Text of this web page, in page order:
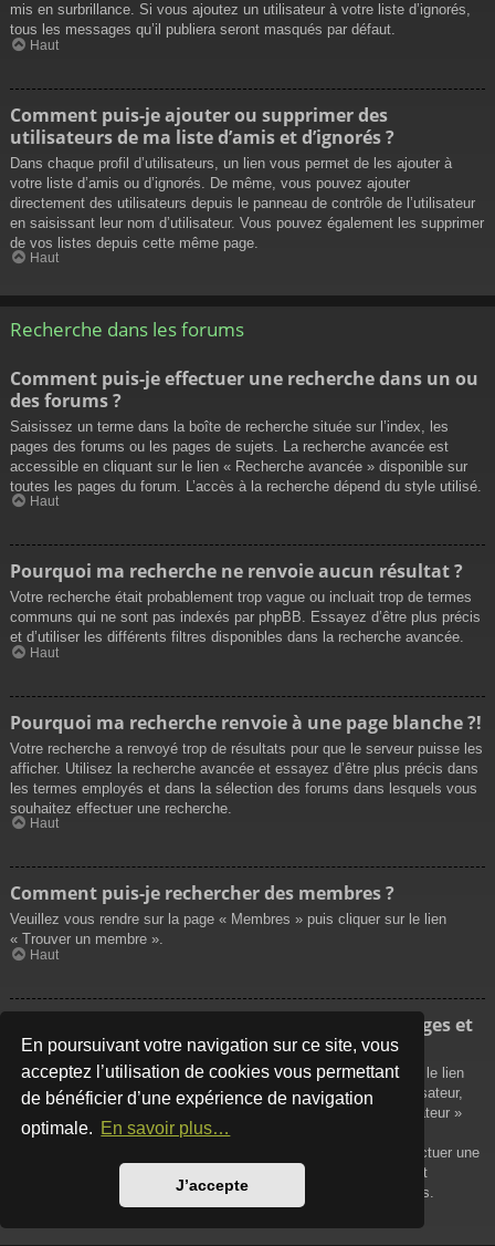
En poursuivant votre navigation sur ce site, vous
acceptez l’utilisation de cookies vous permettant
de bénéficier d’une expérience de navigation
optimale. En savoir plus…
J’accepte
mis en surbrillance. Si vous ajoutez un utilisateur à votre liste d’ignorés,
tous les messages qu’il publiera seront masqués par défaut.
Haut
Comment puis-je ajouter ou supprimer des
utilisateurs de ma liste d’amis et d’ignorés ?
Dans chaque profil d’utilisateurs, un lien vous permet de les ajouter à
votre liste d’amis ou d’ignorés. De même, vous pouvez ajouter
directement des utilisateurs depuis le panneau de contrôle de l’utilisateur
en saisissant leur nom d’utilisateur. Vous pouvez également les supprimer
de vos listes depuis cette même page.
Haut
Recherche dans les forums
Comment puis-je effectuer une recherche dans un ou
des forums ?
Saisissez un terme dans la boîte de recherche située sur l’index, les
pages des forums ou les pages de sujets. La recherche avancée est
accessible en cliquant sur le lien « Recherche avancée » disponible sur
toutes les pages du forum. L’accès à la recherche dépend du style utilisé.
Haut
Pourquoi ma recherche ne renvoie aucun résultat ?
Votre recherche était probablement trop vague ou incluait trop de termes
communs qui ne sont pas indexés par phpBB. Essayez d’être plus précis
et d’utiliser les différents filtres disponibles dans la recherche avancée.
Haut
Pourquoi ma recherche renvoie à une page blanche ?!
Votre recherche a renvoyé trop de résultats pour que le serveur puisse les
afficher. Utilisez la recherche avancée et essayez d’être plus précis dans
les termes employés et dans la sélection des forums dans lesquels vous
souhaitez effectuer une recherche.
Haut
Comment puis-je rechercher des membres ?
Veuillez vous rendre sur la page « Membres » puis cliquer sur le lien
« Trouver un membre ».
Haut
Comment puis-je retrouver mes propres messages et
sujets ?
Vos propres messages peuvent être affichés soit en cliquant sur le lien
« Afficher vos messages » dans le panneau de contrôle de l’utilisateur,
soit en cliquant sur le lien « Rechercher les messages de l’utilisateur »
sur la page de votre propre profil ou soit en cliquant sur le menu
« Raccourcis » situé sur la partie supérieure du forum. Pour effectuer une
recherche de vos propres sujets, utilisez la recherche avancée et
remplissez convenablement les options qui vous sont disponibles.